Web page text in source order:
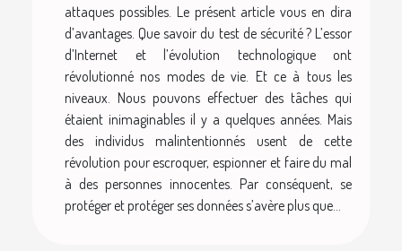
attaques possibles. Le présent article vous en dira
d’avantages. Que savoir du test de sécurité ? L’essor
d’Internet et l’évolution technologique ont
révolutionné nos modes de vie. Et ce à tous les
niveaux. Nous pouvons effectuer des tâches qui
étaient inimaginables il y a quelques années. Mais
des individus malintentionnés usent de cette
révolution pour escroquer, espionner et faire du mal
à des personnes innocentes. Par conséquent, se
protéger et protéger ses données s’avère plus que...